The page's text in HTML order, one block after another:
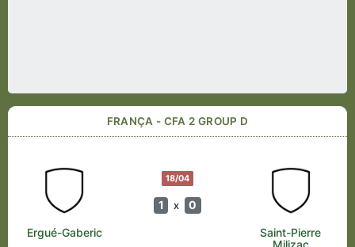
FRANÇA - CFA 2 GROUP D
18/04
1 x 0
Ergué-Gaberic
Saint-Pierre
Milizac